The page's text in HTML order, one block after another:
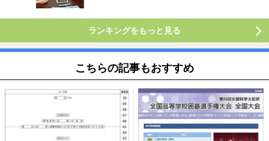
ランキングをもっと見る
こちらの記事もおすすめ